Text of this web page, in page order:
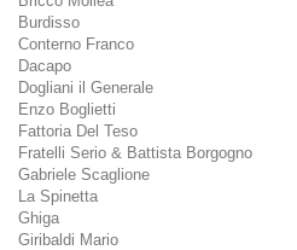
Burdisso
Conterno Franco
Dacapo
Dogliani il Generale
Enzo Boglietti
Fattoria Del Teso
Fratelli Serio & Battista Borgogno
Gabriele Scaglione
La Spinetta
Ghiga
Giribaldi Mario